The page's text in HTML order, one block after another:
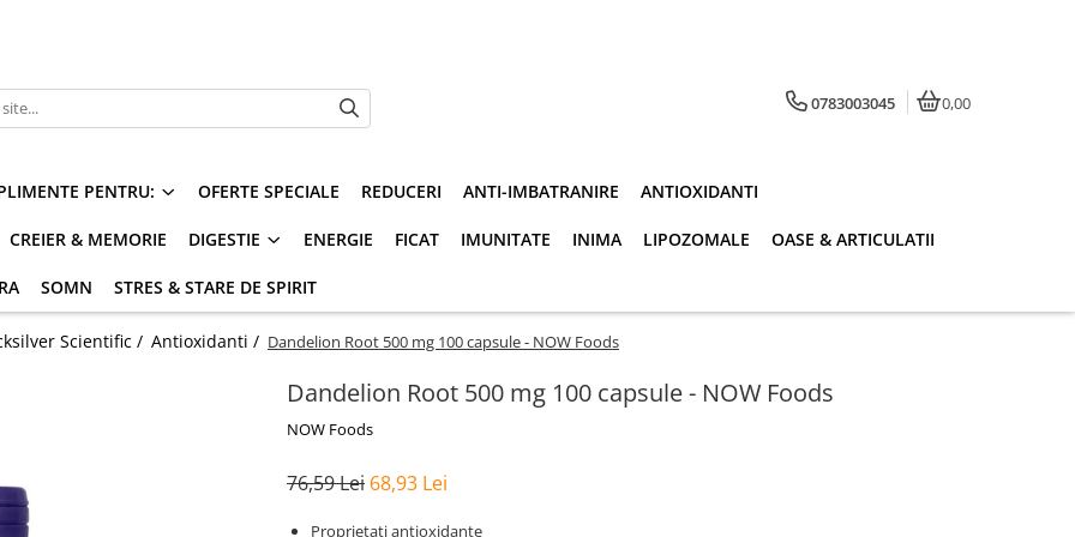
0783003045 0,00
PENTRU: OFERTE SPECIALE REDUCERI ANTI-IMBATRANIRE ANTIOXIDANTI
CREIER & MEMORIE DIGESTIE ENERGIE FICAT IMUNITATE INIMA LIPOZOMALE OASE & ARTICULATII
SOMN STRES & STARE DE SPIRIT
Scientific / Antioxidanti / Dandelion Root 500 mg 100 capsule - NOW Foods
Dandelion Root 500 mg 100 capsule - NOW Foods
NOW Foods
76,59 Lei 68,93 Lei
Proprietati antioxidante